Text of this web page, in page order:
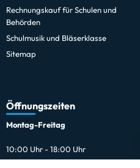
Rechnungskauf für Schulen und
Behörden
Schulmusik und Bläserklasse
Sitemap
Öffnungszeiten
Montag-Freitag
10:00 Uhr - 18:00 Uhr